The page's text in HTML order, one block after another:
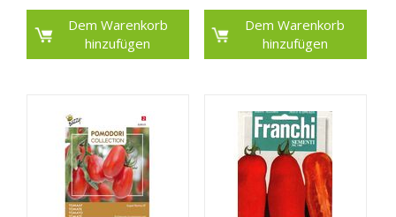
Dem Warenkorb
hinzufügen
Dem Warenkorb
hinzufügen